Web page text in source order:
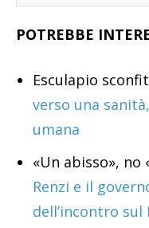
POTREBBE
Esculapio
verso una
umana
«Un abisso»,
Renzi e il
dell’incontro sul